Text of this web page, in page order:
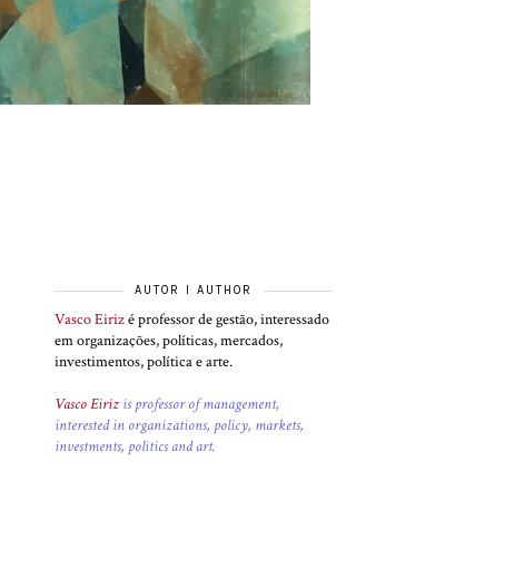
AUTOR I AUTHOR
Vasco Eirizé professor de gestão, interessado
em organizações, políticas, mercados,
investimentos, política e arte.
Vasco Eiriz is professor of management,
interested in organizations, policy, markets,
investments, politics and art.